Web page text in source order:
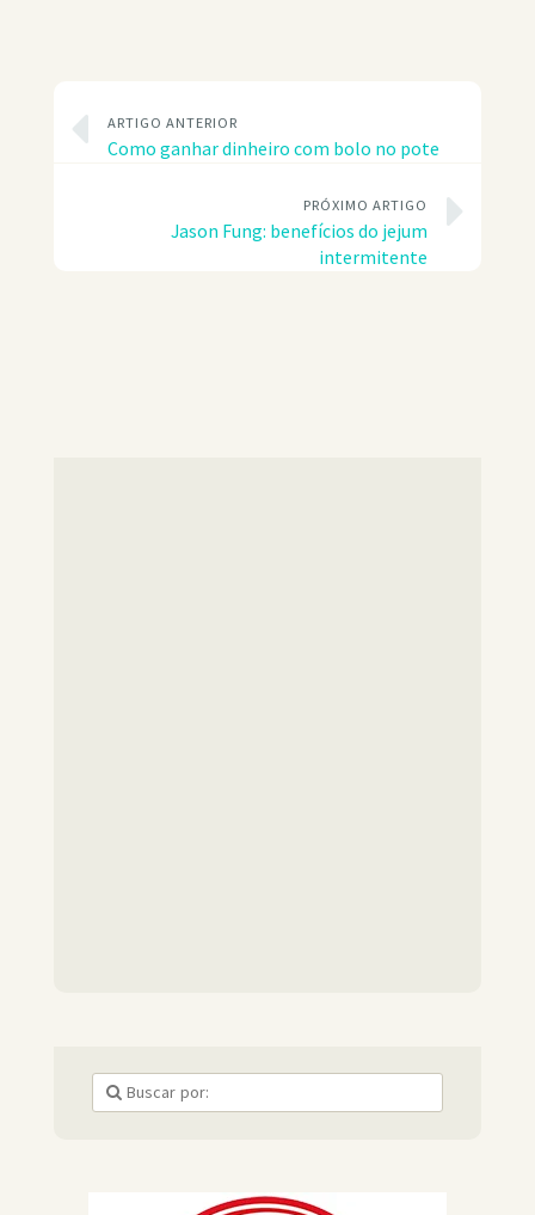
ARTIGO ANTERIOR
Como ganhar dinheiro com bolo no pote
PRÓXIMO ARTIGO
Jason Fung: benefícios do jejum
intermitente